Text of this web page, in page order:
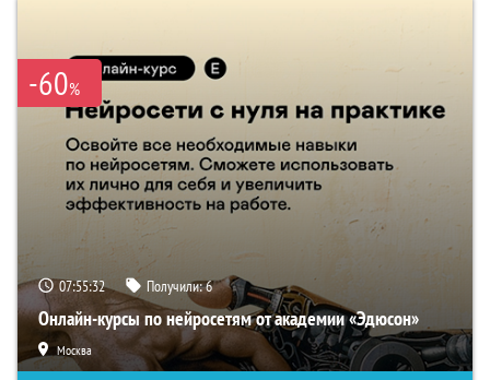
-60%
07:55:31 Получили:6
Онлайн-курсы по нейросетям от академии «Эдюсон»
Москва